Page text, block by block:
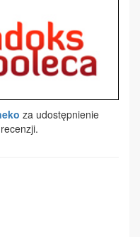
za udostępnienie